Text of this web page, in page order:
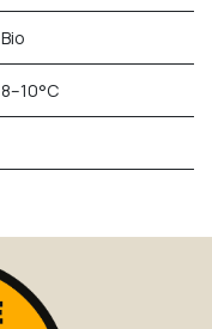
Bio
8–10°C